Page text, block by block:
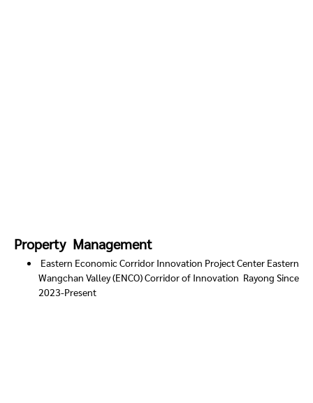
Property Management
Eastern Economic Corridor Innovation Project Center Eastern
Wangchan Valley (ENCO) Corridor of Innovation Rayong Since
2023-Present